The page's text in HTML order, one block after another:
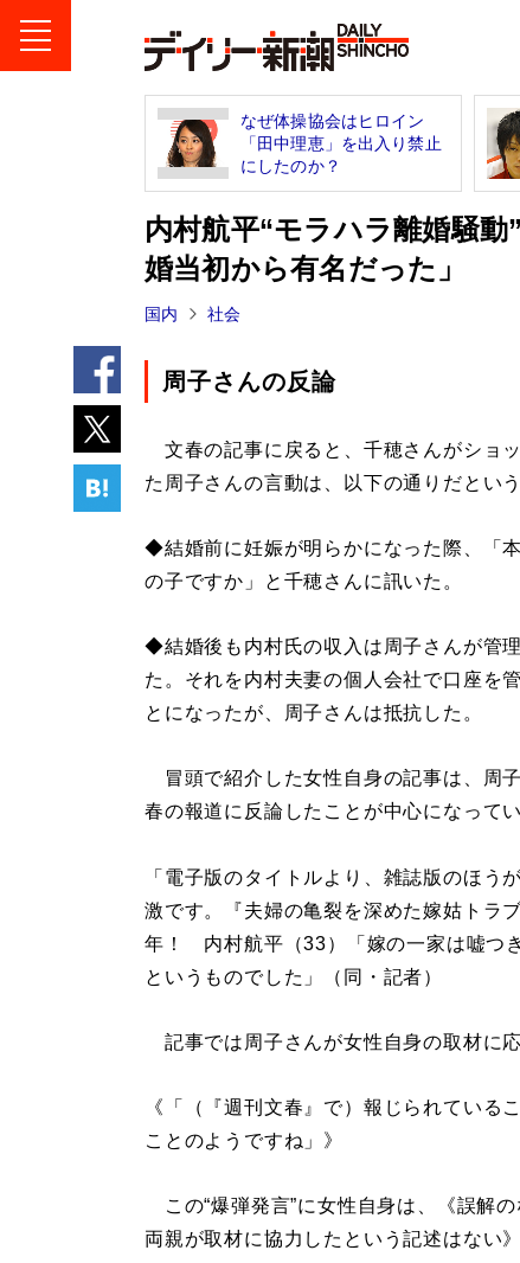
なぜ体操協会はヒロイン
「田中理恵」を出入り禁止
にしたのか？
内村航平“モラハラ離婚騒
婚当初から有名だった」
国内 社会
周子さんの反論
文春の記事に戻ると、千穂さんがショ
た周子さんの言動は、以下の通りだという
◆結婚前に妊娠が明らかになった際、「
の子ですか」と千穂さんに訊いた。
◆結婚後も内村氏の収入は周子さんが管
た。それを内村夫妻の個人会社で口座を
とになったが、周子さんは抵抗した。
冒頭で紹介した女性自身の記事は、周
春の報道に反論したことが中心になってい
「電子版のタイトルより、雑誌版のほう
激です。『夫婦の亀裂を深めた嫁姑トラ
年！ 内村航平（33）「嫁の一家は嘘つ
というものでした」（同・記者）
記事では周子さんが女性自身の取材に
《「（『週刊文春』で）報じられている
ことのようですね」》
この“爆弾発言”に女性自身は、《誤解
両親が取材に協力したという記述はない